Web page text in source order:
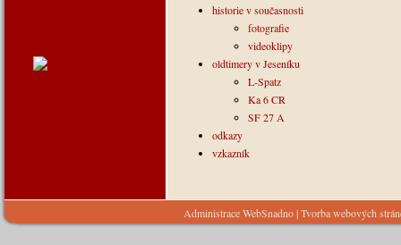
historie v současnosti
fotografie
videoklipy
oldtimery v Jeseníku
L-Spatz
Ka 6 CR
SF 27 A
odkazy
vzkazník
Administrace WebSnadno|Tvorba webových